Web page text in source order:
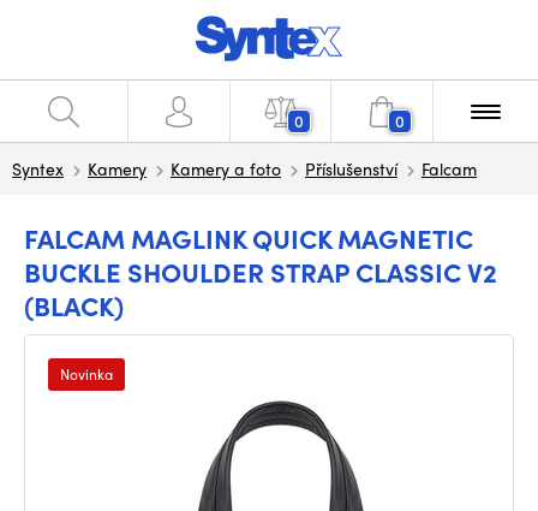
0 0
Syntex Kamery Kamery a foto Příslušenství Falcam
FALCAM MAGLINK QUICK MAGNETIC
BUCKLE SHOULDER STRAP CLASSIC V2
(BLACK)
Novinka